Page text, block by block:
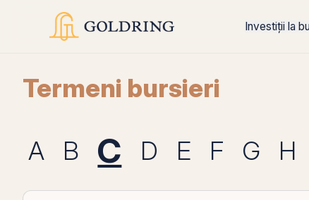
Investiții la
Termeni bursieri
A B C D E F G H